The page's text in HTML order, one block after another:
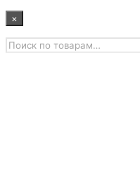
×
Главная
Искать: